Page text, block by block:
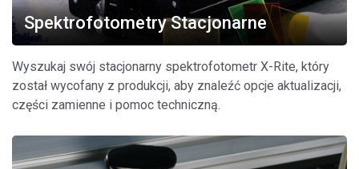
Spektrofotometry Stacjonarne
Wyszukaj swój stacjonarny spektrofotometr X-Rite, który
został wycofany z produkcji, aby znaleźć opcje aktualizacji,
części zamienne i pomoc techniczną.